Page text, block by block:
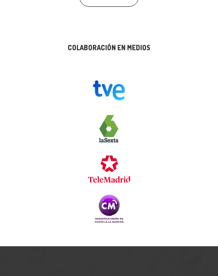
COLABORACIÓN EN MEDIOS